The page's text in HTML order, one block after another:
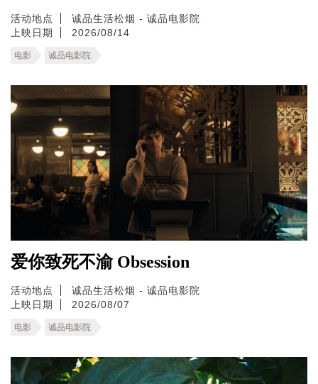
活动地点
诚品生活松烟 - 诚品电影院
上映日期
2026/08/14
电影 诚品电影院
爱你致死不渝 Obsession
活动地点
诚品生活松烟 - 诚品电影院
上映日期
2026/08/07
电影 诚品电影院